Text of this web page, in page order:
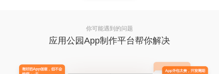
你可能遇到的问题
应用公园App制作平台帮你解决